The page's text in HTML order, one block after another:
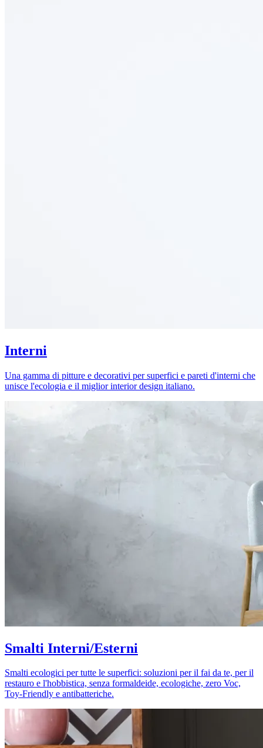
Interni
Una gamma di pitture e decorativi per superfici e pareti d'interni che
unisce l'ecologia e il miglior interior design italiano.
Smalti Interni/Esterni
Smalti ecologici per tutte le superfici: soluzioni per il fai da te, per il
restauro e l'hobbistica, senza formaldeide, ecologiche, zero Voc,
Toy-Friendly e antibatteriche.